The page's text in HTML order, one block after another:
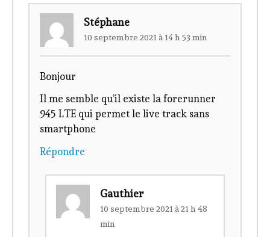
Stéphane
10 septembre 2021 à 14 h 53 min
Bonjour
Il me semble qu’il existe la forerunner
945 LTE qui permet le live track sans
smartphone
Répondre
Gauthier
10 septembre 2021 à 21 h 48
min